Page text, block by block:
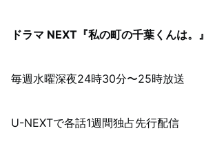
ドラマ NEXT『私の町の千葉くんは。』
毎週水曜深夜24時30分〜25時放送
U-NEXTで各話1週間独占先行配信